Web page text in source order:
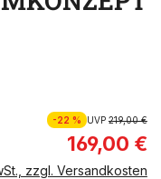
-22 % UVP219,00 €
169,00 €
zzgl. Versandkosten